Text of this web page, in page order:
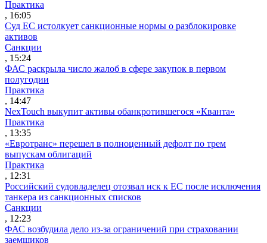
Практика
, 16:05
Суд ЕС истолкует санкционные нормы о разблокировке
активов
Санкции
, 15:24
ФАС раскрыла число жалоб в сфере закупок в первом
полугодии
Практика
, 14:47
NexTouch выкупит активы обанкротившегося «Кванта»
Практика
, 13:35
«Евротранс» перешел в полноценный дефолт по трем
выпускам облигаций
Практика
, 12:31
Российский судовладелец отозвал иск к ЕС после исключения
танкера из санкционных списков
Санкции
, 12:23
ФАС возбудила дело из-за ограничений при страховании
заемщиков